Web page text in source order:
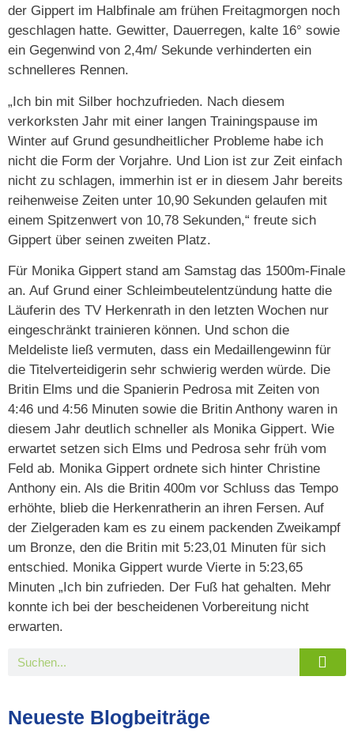
der Gippert im Halbfinale am frühen Freitagmorgen noch
geschlagen hatte. Gewitter, Dauerregen, kalte 16° sowie
ein Gegenwind von 2,4m/ Sekunde verhinderten ein
schnelleres Rennen.
„Ich bin mit Silber hochzufrieden. Nach diesem
verkorksten Jahr mit einer langen Trainingspause im
Winter auf Grund gesundheitlicher Probleme habe ich
nicht die Form der Vorjahre. Und Lion ist zur Zeit einfach
nicht zu schlagen, immerhin ist er in diesem Jahr bereits
reihenweise Zeiten unter 10,90 Sekunden gelaufen mit
einem Spitzenwert von 10,78 Sekunden,“ freute sich
Gippert über seinen zweiten Platz.
Für Monika Gippert stand am Samstag das 1500m-Finale
an. Auf Grund einer Schleimbeutelentzündung hatte die
Läuferin des TV Herkenrath in den letzten Wochen nur
eingeschränkt trainieren können. Und schon die
Meldeliste ließ vermuten, dass ein Medaillengewinn für
die Titelverteidigerin sehr schwierig werden würde. Die
Britin Elms und die Spanierin Pedrosa mit Zeiten von
4:46 und 4:56 Minuten sowie die Britin Anthony waren in
diesem Jahr deutlich schneller als Monika Gippert. Wie
erwartet setzen sich Elms und Pedrosa sehr früh vom
Feld ab. Monika Gippert ordnete sich hinter Christine
Anthony ein. Als die Britin 400m vor Schluss das Tempo
erhöhte, blieb die Herkenratherin an ihren Fersen. Auf
der Zielgeraden kam es zu einem packenden Zweikampf
um Bronze, den die Britin mit 5:23,01 Minuten für sich
entschied. Monika Gippert wurde Vierte in 5:23,65
Minuten „Ich bin zufrieden. Der Fuß hat gehalten. Mehr
konnte ich bei der bescheidenen Vorbereitung nicht
erwarten.
Neueste Blogbeiträge